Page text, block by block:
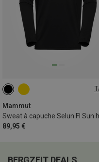
Mammut
89,95 €
S XL
BERGZEIT DEALS